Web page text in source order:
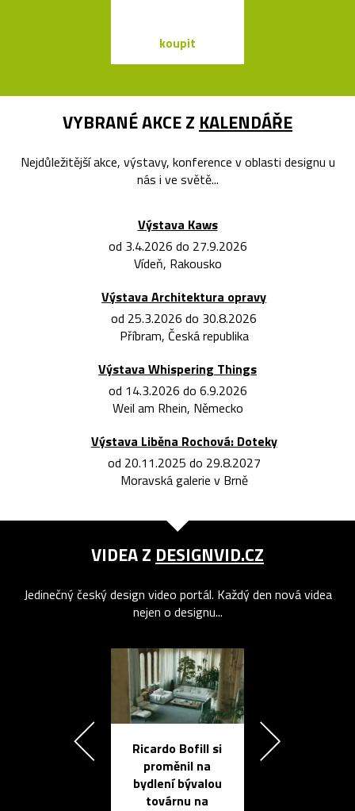
koupit
VYBRANÉ AKCE Z KALENDÁŘE
Nejdůležitější akce, výstavy, konference v oblasti designu u
nás i ve světě...
Výstava Kaws
od 3.4.2026 do 27.9.2026
Vídeň, Rakousko
Výstava Architektura opravy
od 25.3.2026 do 30.8.2026
Příbram, Česká republika
Výstava Whispering Things
od 14.3.2026 do 6.9.2026
Weil am Rhein, Německo
Výstava Liběna Rochová: Doteky
od 20.11.2025 do 29.8.2027
Moravská galerie v Brně
VIDEA Z DESIGNVID.CZ
Jedinečný český design video portál. Každý den nová videa
nejen o designu...
Ricardo Bofill si
proměnil na
bydlení bývalou
továrnu na